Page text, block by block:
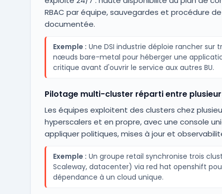
RBAC par équipe, sauvegardes et procédure
documentée.
Exemple : Une DSI industrie déploie rancher sur
nœuds bare-metal pour héberger une
critique avant d'ouvrir le service aux autres BU.
Pilotage multi-cluster réparti entre
Les équipes exploitent des clusters chez
hyperscalers et en propre, avec une console
appliquer politiques, mises à jour et
Exemple : Un groupe retail synchronise trois
Scaleway, datacenter) via red hat openshift
dépendance à un cloud unique.